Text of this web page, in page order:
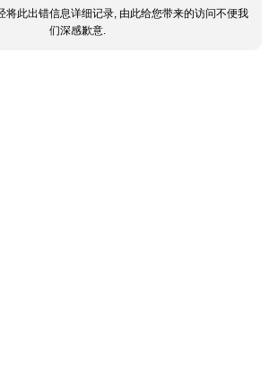
将此出错信息详细记录, 由此给您带来的访问不便我
们深感歉意.